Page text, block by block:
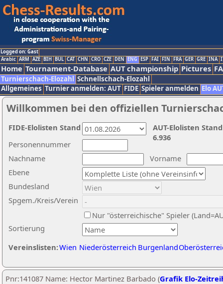
Logged on: Gast
Arabic ARM AZE BIH BUL CAT CHN CRO CZE DEN ENG ESP FAI FIN FRA GER GRE INA
Home Tournament-Database AUT championship Pictures
Turnierschach-Elozahl Schnellschach-Elozahl
Allgemeines Turnier anmelden: AUT FIDE Spieler anmelden Elo
Willkommen bei den offiziellen
Nachname
Vorname
Ebene
Sortierung
Personennummer
Bundesland
Spgem./Kreis/Verein
Nur "österreichische" Spieler
Vereinslisten:Wien Niederösterreich Burgenland
AUT-Elolisten
6.936
FIDE-Elolisten Stand
Pnr:141087 Name: Hector Martinez Barbado (Grafik Elo-